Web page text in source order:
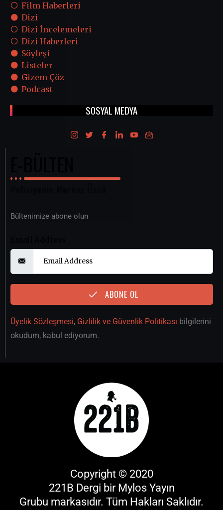
Film Haberleri
Dizi
Dizi İncelemeleri
Dizi Haberleri
Söyleşi
Listeler
Gizem Çöz
Podcast
SOSYAL MEDYA
Bültenimize abone olun
ABONE OL
Üyelik Sözleşmesi, Gizlilik ve Güvenlik Politikası bilgilerini
okudum, kabul ediyorum.
Copyright © 2020
221B Dergi bir Mylos Yayın
Grubu markasıdır. Tüm Hakları Saklıdır.